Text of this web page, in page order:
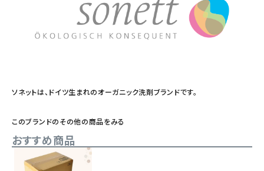
ソネットは、ドイツ生まれのオーガニック洗剤ブランドです。
このブランドのその他の商品をみる
おすすめ商品